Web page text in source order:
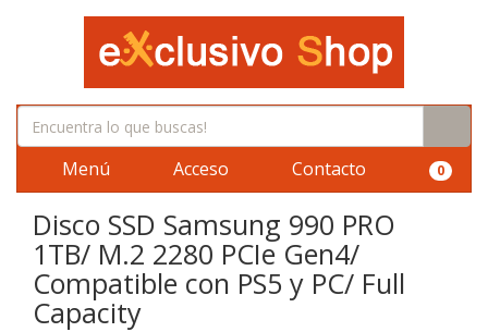
Menú Acceso Contacto 0
Disco SSD Samsung 990 PRO
1TB/ M.2 2280 PCIe Gen4/
Compatible con PS5 y PC/ Full
Capacity